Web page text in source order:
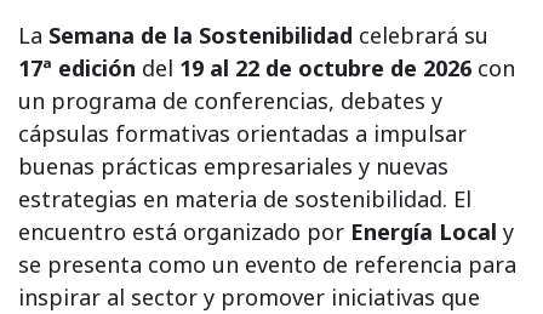
La Semana de la Sostenibilidad celebrará su
17ª edición del 19 al 22 de octubre de 2026 con
un programa de conferencias, debates y
cápsulas formativas orientadas a impulsar
buenas prácticas empresariales y nuevas
estrategias en materia de sostenibilidad. El
encuentro está organizado por Energía Local y
se presenta como un evento de referencia para
inspirar al sector y promover iniciativas que